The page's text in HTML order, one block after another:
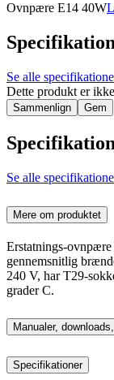
Ovnpære E14 40W
Se alle
Dette produkt er
Sammenlign Gem
Se alle
Mere om produktet
Erstatnings-
gennemsnitlig
240 V, har T29-
grader C.
Manualer,
Specifikationer